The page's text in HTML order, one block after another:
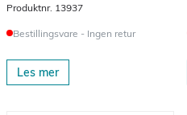
Produktnr. 13937
Bestillingsvare - Ingen retur
Les mer